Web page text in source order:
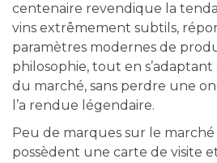
centenaire revendique la
vins extrêmement subtils,
paramètres modernes de
philosophie, tout en
du marché, sans perdre une
l’a rendue légendaire.
Peu de marques sur le marché
possèdent une carte de visite